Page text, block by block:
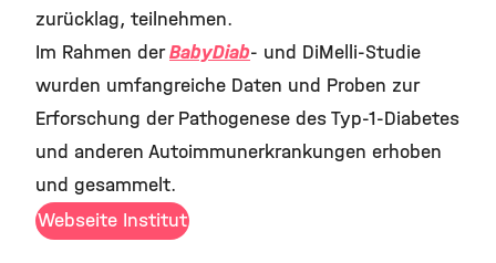
zurücklag, teilnehmen.
Im Rahmen derBabyDiab- und DiMelli-Studie
wurden umfangreiche Daten und Proben zur
Erforschung der Pathogenese des Typ-1-Diabetes
und anderen Autoimmunerkrankungen erhoben
und gesammelt.
Webseite Institut